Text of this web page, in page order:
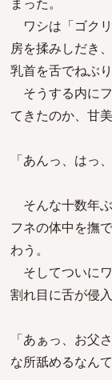
ワシは「ゴク
房を揉みしだき
乳首を舌でねぶ
そうする内に
てきたのか、甘
「あんっ、はっ
そんな十数年
フネの体中を撫
わう。
そしてついに
割れ目に舌が侵
「あぁっ、お
な所舐めるなん